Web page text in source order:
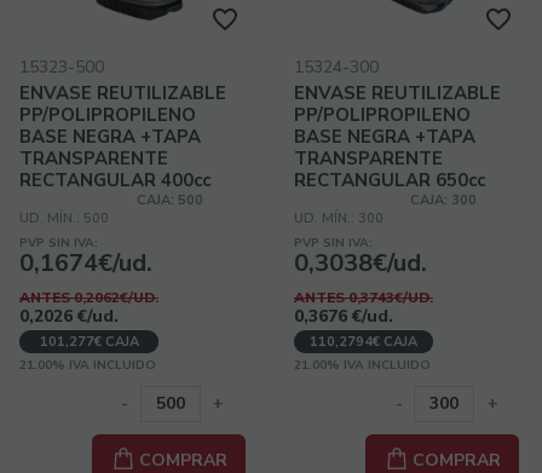
15323-500
ENVASE REUTILIZABLE
PP/POLIPROPILENO
BASE NEGRA +TAPA
TRANSPARENTE
RECTANGULAR 400cc
14onzas 136x136x43mm
CAJA: 500
UD. MÍN.: 500
PVP SIN IVA:
0,1674€/ud.
ANTES 0,2062€/UD.
0,2026 €/ud.
101,277€ CAJA
21.00% IVA INCLUIDO
- +
COMPRAR
15324-300
ENVASE REUTILIZABLE
PP/POLIPROPILENO
BASE NEGRA +TAPA
TRANSPARENTE
RECTANGULAR 650cc
221x151x25/19mm
CAJA: 300
UD. MÍN.: 300
PVP SIN IVA:
0,3038€/ud.
ANTES 0,3743€/UD.
0,3676 €/ud.
110,2794€ CAJA
21.00% IVA INCLUIDO
- +
COMPRAR